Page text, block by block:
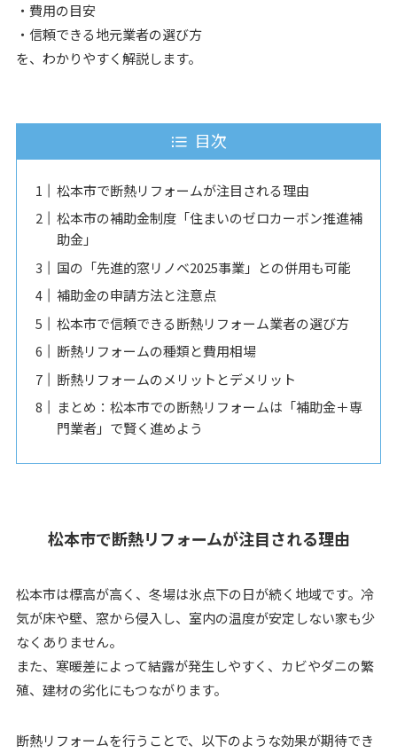
・費用の目安
・信頼できる地元業者の選び方
を、わかりやすく解説します。
目次
松本市で断熱リフォームが注目される理由
松本市の補助金制度「住まいのゼロカーボン推進補
助金」
国の「先進的窓リノベ2025事業」との併用も可能
補助金の申請方法と注意点
松本市で信頼できる断熱リフォーム業者の選び方
断熱リフォームの種類と費用相場
断熱リフォームのメリットとデメリット
まとめ：松本市での断熱リフォームは「補助金＋専
門業者」で賢く進めよう
松本市で断熱リフォームが注目される理由
松本市は標高が高く、冬場は氷点下の日が続く地域です。冷
気が床や壁、窓から侵入し、室内の温度が安定しない家も少
なくありません。
また、寒暖差によって結露が発生しやすく、カビやダニの繁
殖、建材の劣化にもつながります。
断熱リフォームを行うことで、以下のような効果が期待でき